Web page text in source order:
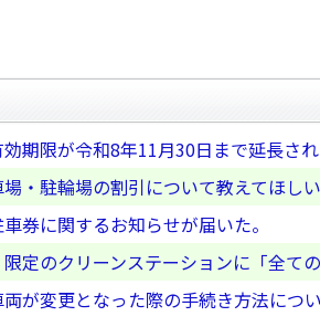
期限が令和8年11月30日まで延長さ
・駐輪場の割引について教えてほし
車券に関するお知らせが届いた。
限定のクリーンステーションに「全
が変更となった際の手続き方法につ